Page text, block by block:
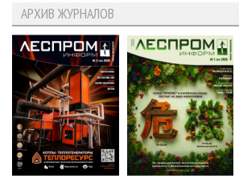
АРХИВ ЖУРНАЛОВ